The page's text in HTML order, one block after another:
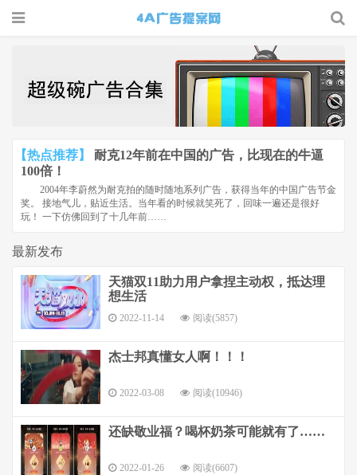
提案网 |
广告小报
| 广告圈
那点事
【热点推荐】
耐克12年前在中国的广告，比现在的牛逼
100倍！
2004年李蔚然为耐克拍的随时随地系列广告，获得当年的中国广告节金
奖。 接地气儿，贴近生活。当年看的时候就笑死了，回味一遍还是很好
玩！ 一下仿佛回到了十几年前……
最新发布
天猫双11助力用户拿捏主动权，抵达理
想生活
2022-11-14 阅读(5857)
杰士邦真懂女人啊！！！
2022-03-08 阅读(10946)
还缺敬业福？喝杯奶茶可能就有了……
2022-01-26 阅读(6607)